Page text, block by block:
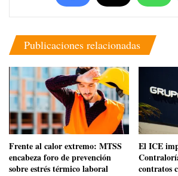
Publicaciones relacionadas
Frente al calor extremo: MTSS
encabeza foro de prevención
sobre estrés térmico laboral
El ICE
contratos